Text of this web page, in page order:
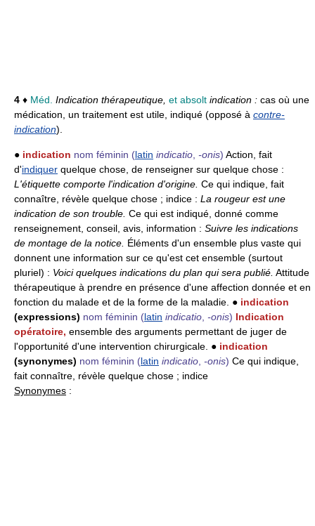
4 ♦ Méd. Indication thérapeutique, et absolt indication : cas où une
médication, un traitement est utile, indiqué (opposé à contre-
indication).
● indication nom féminin (latin indicatio -onis) Action, fait
d'indiquer quelque chose, de renseigner sur quelque chose :
L'étiquette comporte l'indication d'origine. Ce qui indique, fait
connaître, révèle quelque chose ; indice : La rougeur est une
indication de son trouble. Ce qui est indiqué, donné comme
renseignement, conseil, avis, information : Suivre les indications
de montage de la notice. Éléments d'un ensemble plus vaste qui
donnent une information sur ce qu'est cet ensemble (surtout
pluriel) : Voici quelques indications du plan qui sera publié. Attitude
thérapeutique à prendre en présence d'une affection donnée et en
fonction du malade et de la forme de la maladie. ● indication
(expressions) nom féminin (latin indicatio -onis) Indication
opératoire, ensemble des arguments permettant de juger de
l'opportunité d'une intervention chirurgicale. ● indication
(synonymes) nom féminin (latin indicatio -onis) Ce qui indique,
fait connaître, révèle quelque chose ; indice
Synonymes :